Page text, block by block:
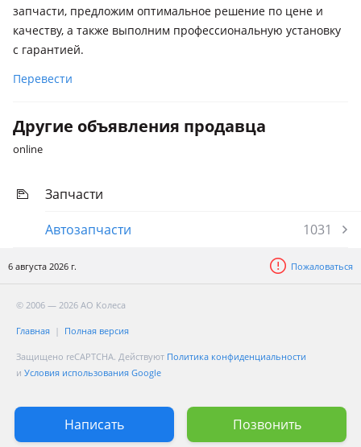
запчасти, предложим оптимальное решение по цене и
качеству, а также выполним профессиональную установку
с гарантией.
Перевести
Другие объявления продавца
online
Запчасти
Автозапчасти
1031
6 августа 2026 г. Пожаловаться
Написать Позвонить
© 2006 — 2026 АО Колеса
Главная Полная версия
Защищено reCAPTCHA. Действуют Политика конфиденциальности
и Условия использования Google